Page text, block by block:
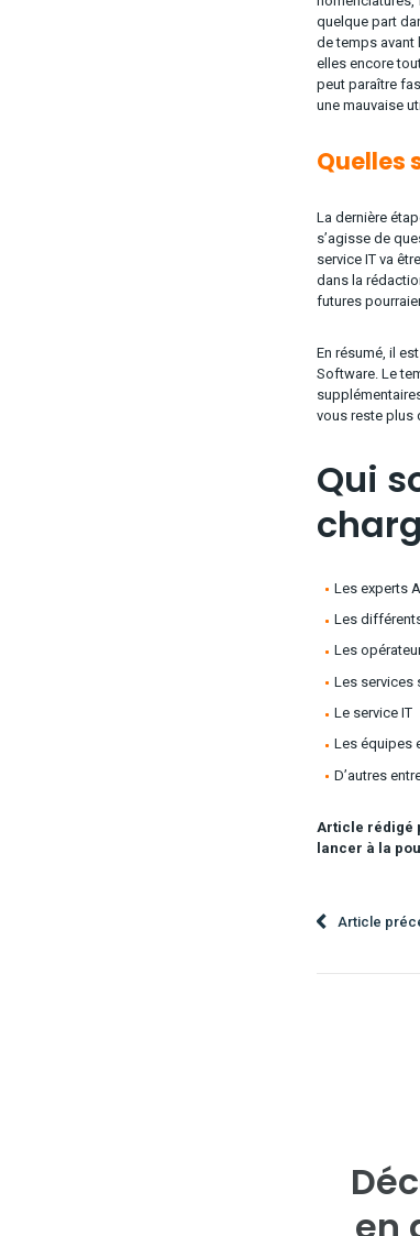
quelque part
de temps avant
elles encore
peut paraître
une mauvaise
Quelles
La dernière
s’agisse de
service IT va
dans la
futures
En résumé, il
Software. Le
vous reste plus
Qui
Les experts
Les
Les
Les services
Le service IT
Les équipes
D’autres
Article rédigé
lancer à la
Article